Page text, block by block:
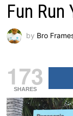
Fun Run
by Bro
173
SHARES